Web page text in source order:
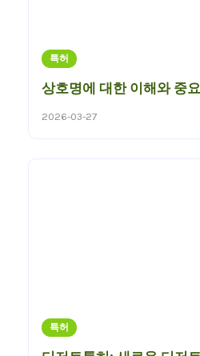
특허
상호명에 대한 이해와 중
2026-03-27
특허